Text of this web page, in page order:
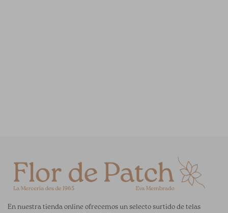
En nuestra tienda online ofrecemos un selecto surtido de telas